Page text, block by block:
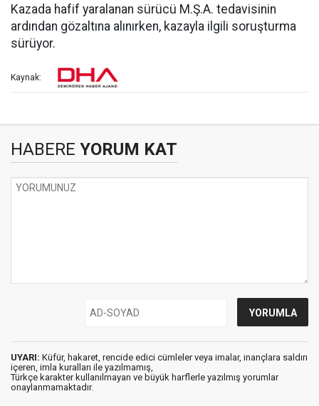
Kazada hafif yaralanan sürücü M.Ş.A. tedavisinin
ardından gözaltına alınırken, kazayla ilgili soruşturma
sürüyor.
Kaynak:
HABERE YORUM KAT
UYARI: Küfür, hakaret, rencide edici cümleler veya imalar, inançlara saldırı
içeren, imla kuralları ile yazılmamış,
Türkçe karakter kullanılmayan ve büyük harflerle yazılmış yorumlar
onaylanmamaktadır.